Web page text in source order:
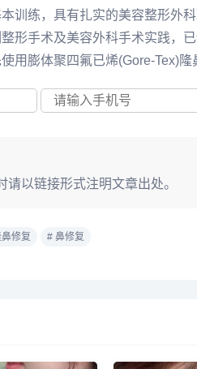
训练，具有扎实的美容整形外
形手术及美容外科手术实践，
用膨体聚四氟已烯(Gore-Tex)隆
以链接形式注明文章出处。
修复 # 鼻修复